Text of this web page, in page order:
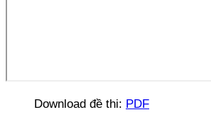
Download đề thi: PDF